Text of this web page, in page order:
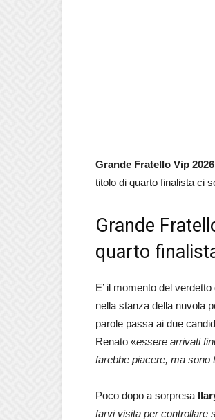
Grande Fratello Vip 2026
titolo di quarto finalista ci
Grande
quarto
E’ il momento del
nella stanza della nuvola
parole passa ai due
Renato «essere arrivati
farebbe piacere, ma sono
Poco dopo a sorpresa
farvi visita per controllare